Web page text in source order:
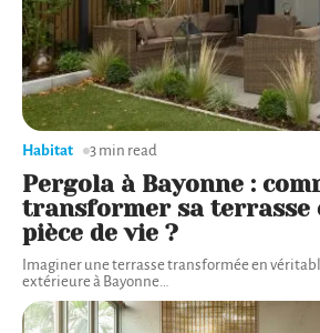
Pergola à Bayonne :
transformer sa terrasse
pièce de vie ?
Imaginer une terrasse transformée en
extérieure à Bayonne…
Habitat 3 min read